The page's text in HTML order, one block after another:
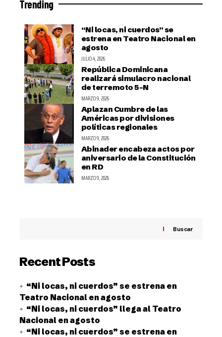
Trending
“Ni locas, ni cuerdos” se
estrena en Teatro Nacional en
agosto
JULIO 4, 2026
República Dominicana
realizará simulacro nacional
de terremoto 5-N
MARZO 9, 2026
Aplazan Cumbre de las
Américas por divisiones
políticas regionales
MARZO 9, 2026
Abinader encabeza actos por
aniversario de la Constitución
en RD
MARZO 9, 2026
Buscar
Recent Posts
“Ni locas, ni cuerdos” se estrena en
Teatro Nacional en agosto
“Ni locas, ni cuerdos” llega al Teatro
Nacional en agosto
“Ni locas, ni cuerdos” se estrena en